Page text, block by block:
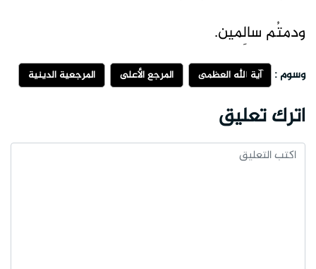
ودمتُم سالِمين.
وسوم : آية الله العظمى المرجع الأعلى المرجعية الدينية
اترك تعليق